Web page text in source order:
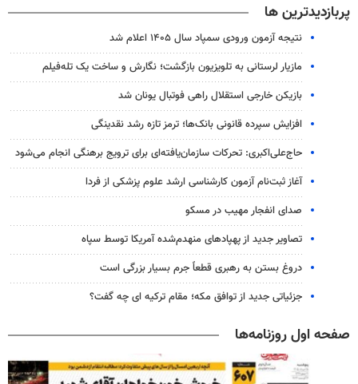
پربازدیدترین ها
نتیجه آزمون ورودی سمپاد سال ۱۴۰۵ اعلام شد
مازیار لرستانی به تلویزیون بازگشت؛ نگارش و ساخت یک تله‌فیلم
بازیکن خارجی استقلال راهی فوتبال یونان شد
افزایش سپرده قانونی بانک‌ها؛ ترمز تازه رشد نقدینگی
حاج‌علی‌اکبری: تحرکات سازمان‌یافته‌ای برای ترویج برهنگی انجام می‌شود
آغاز ثبت‌نام‌ آزمون کارشناسی ارشد علوم پزشکی از فردا
صدای انفجار مهیب در مسکو
تصاویر جدید از پهپادهای منهدم‌شده آمریکا توسط سپاه
دروغ بستن به رهبری قطعاً جرم بسیار بزرگی است
جزئیاتی جدید از توافق مکه؛ مقام ترکیه ای چه گفت؟
صفحه اول روزنامه‌ها